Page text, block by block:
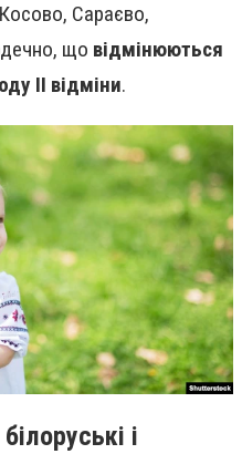
Сараєво,
що відмінюються
ІІ відміни.
і